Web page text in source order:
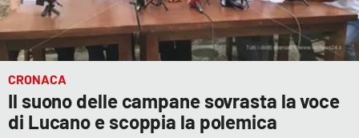
CRONACA
Il suono delle campane sovrasta la voce
di Lucano e scoppia la polemica